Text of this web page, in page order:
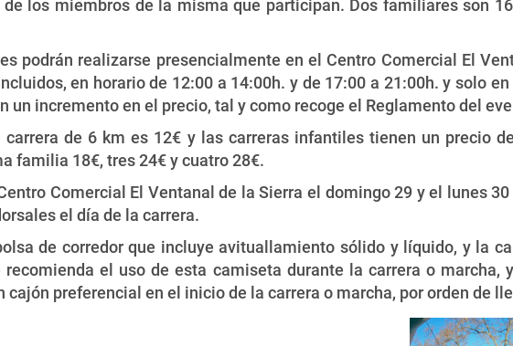
los miembros de la misma que participan. Dos familiares son
podrán realizarse presencialmente en el Centro Comercial El
en horario de 12:00 a 14:00h. y de 17:00 a 21:00h. y solo
un incremento en el precio, tal y como recoge el Reglamento del
de 6 km es 12€ y las carreras infantiles tienen un precio
familia 18€, tres 24€ y cuatro 28€.
Comercial El Ventanal de la Sierra el domingo 29 y el lunes
el día de la carrera.
de corredor que incluye avituallamiento sólido y líquido, y la
el uso de esta camiseta durante la carrera o marcha,
cajón preferencial en el inicio de la carrera o marcha, por orden de